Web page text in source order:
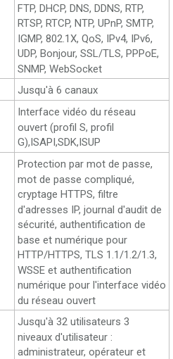
FTP, DHCP, DNS, DDNS, RTP,
RTSP, RTCP, NTP, UPnP, SMTP,
IGMP, 802.1X, QoS, IPv4, IPv6,
UDP, Bonjour, SSL/TLS, PPPoE,
SNMP, WebSocket
Jusqu'à 6 canaux
Interface vidéo du réseau
ouvert (profil S, profil
G),ISAPI,SDK,ISUP
Protection par mot de passe,
mot de passe compliqué,
cryptage HTTPS, filtre
d'adresses IP, journal d'audit de
sécurité, authentification de
base et numérique pour
HTTP/HTTPS, TLS 1.1/1.2/1.3,
WSSE et authentification
numérique pour l'interface vidéo
du réseau ouvert
Jusqu'à 32 utilisateurs 3
niveaux d'utilisateur :
administrateur, opérateur et